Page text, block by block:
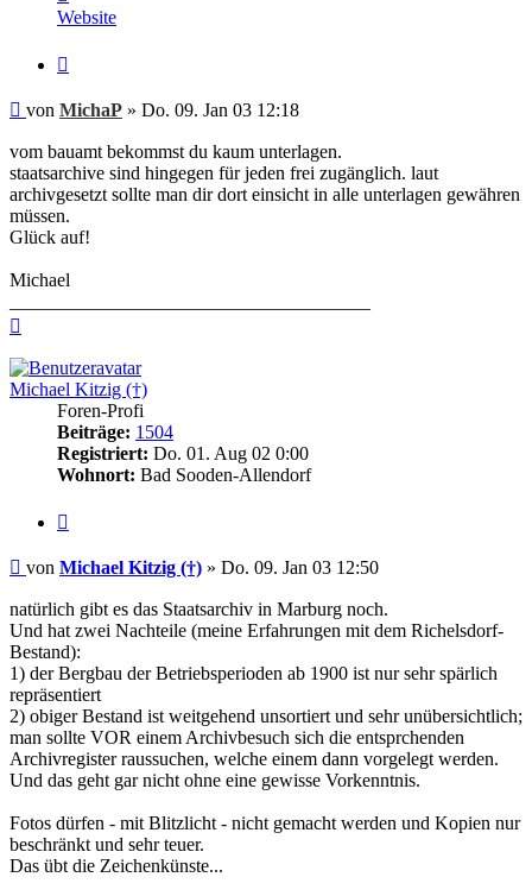
von
MichaP
Website
Beitrag
von MichaP » Do. 09. Jan 03 12:18
vom bauamt bekommst du kaum unterlagen.
staatsarchive sind hingegen für jeden frei zugänglich. laut
archivgesetzt sollte man dir dort einsicht in alle unterlagen gewähren
müssen.
Glück auf!
Michael
Michael Kitzig (†)
Foren-Profi
Beiträge: 1504
Registriert: Do. 01. Aug 02 0:00
Wohnort: Bad Sooden-Allendorf
Beitrag
von Michael Kitzig (†) » Do. 09. Jan 03 12:50
natürlich gibt es das Staatsarchiv in Marburg noch.
Und hat zwei Nachteile (meine Erfahrungen mit dem Richelsdorf-
Bestand):
1) der Bergbau der Betriebsperioden ab 1900 ist nur sehr spärlich
repräsentiert
2) obiger Bestand ist weitgehend unsortiert und sehr unübersichtlich;
man sollte VOR einem Archivbesuch sich die entsprchenden
Archivregister raussuchen, welche einem dann vorgelegt werden.
Und das geht gar nicht ohne eine gewisse Vorkenntnis.
Fotos dürfen - mit Blitzlicht - nicht gemacht werden und Kopien nur
beschränkt und sehr teuer.
Das übt die Zeichenkünste...